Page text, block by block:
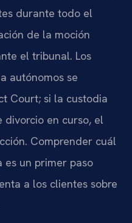
durante todo el
de la moción
el tribunal. Los
autónomos se
Court; si la custodia
en curso, el
Comprender cuál
un primer paso
a los clientes sobre